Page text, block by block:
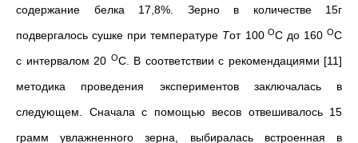
содержание белка 17,8%. Зерно в количестве 15г
подвергалось сушке при температуре Tот 100ОС до 160ОС
с интервалом 20 ОС. В соответствии с рекомендациями [11]
методика проведения экспериментов заключалась в
следующем. Сначала с помощью весов отвешивалось 15
грамм увлажненного зерна, выбиралась встроенная в